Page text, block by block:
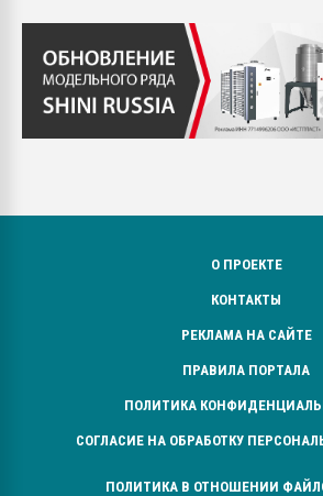
О ПРОЕКТЕ
КОНТАКТЫ
РЕКЛАМА НА САЙТЕ
ПРАВИЛА ПОРТАЛА
ПОЛИТИКА
СОГЛАСИЕ НА ОБРАБОТКУ
ПОЛИТИКА В ОТНОШЕНИИ